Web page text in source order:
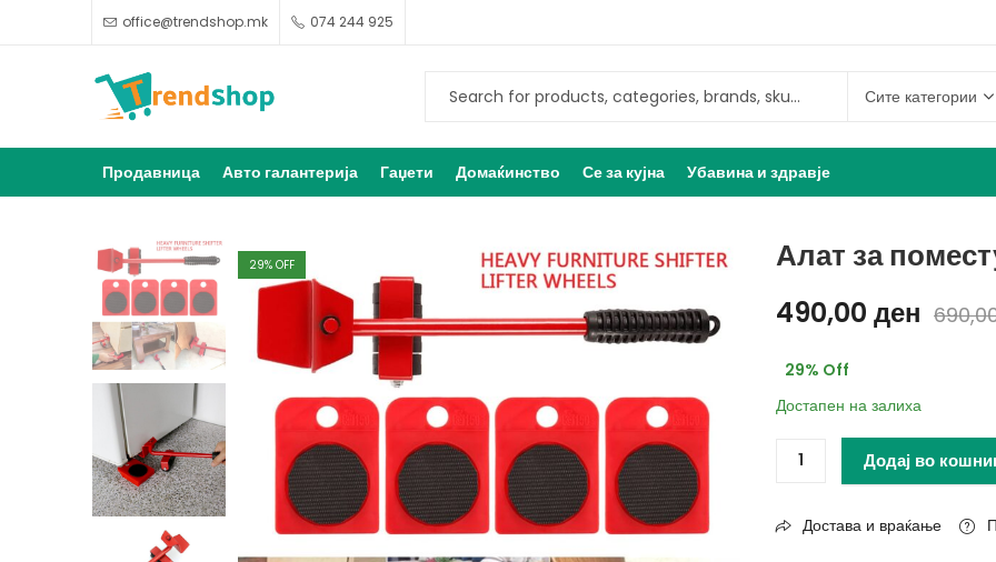
office@trendshop.mk 074 244 925
Продавница Авто галантерија Гаџети Домаќинство Се за кујна Убавина и здравје
29% OFF Алат за
490,00 ден
29% Off
Достапен на залиха
Додај во
Достава и враќање